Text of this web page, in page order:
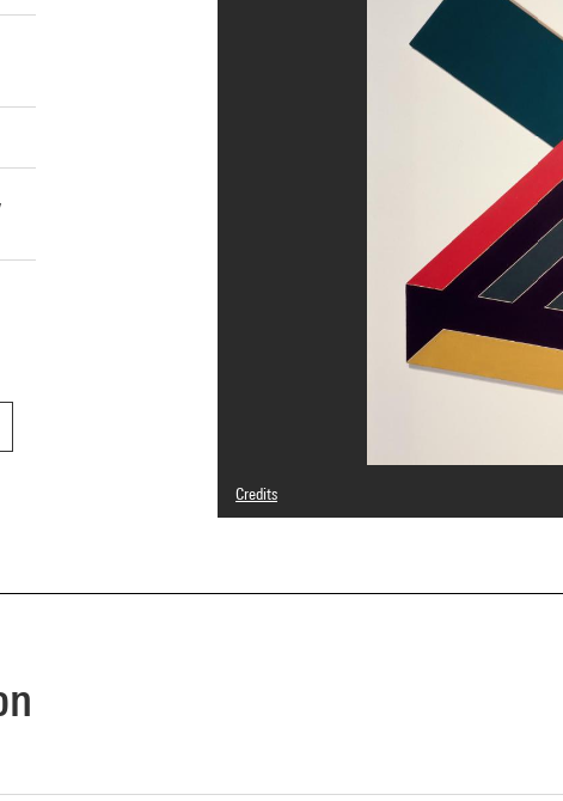
Credits
© Adagp, Paris
Image presentation :GrandPalaisRmnPhoto